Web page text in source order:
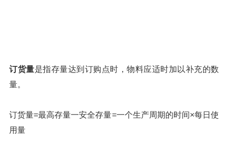
订货量是指存量达到订购点时，物料应适时加以补充的数
量。
订货量=最高存量一安全存量=一个生产周期的时间×每日使
用量